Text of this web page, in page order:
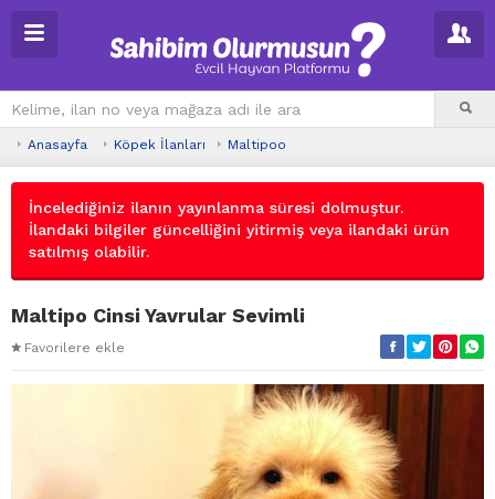
Anasayfa Köpek İlanları Maltipoo
İncelediğiniz ilanın yayınlanma süresi dolmuştur.
İlandaki bilgiler güncelliğini yitirmiş veya ilandaki ürün
satılmış olabilir.
Maltipo Cinsi Yavrular Sevimli
Favorilere ekle